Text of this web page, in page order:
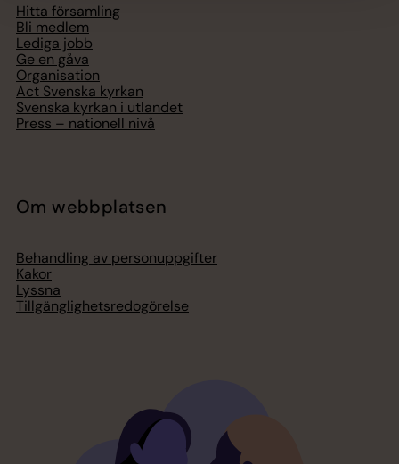
Hitta församling
Bli medlem
Lediga jobb
Ge en gåva
Organisation
Act Svenska kyrkan
Svenska kyrkan i utlandet
Press – nationell nivå
Om webbplatsen
Behandling av personuppgifter
Kakor
Lyssna
Tillgänglighetsredogörelse